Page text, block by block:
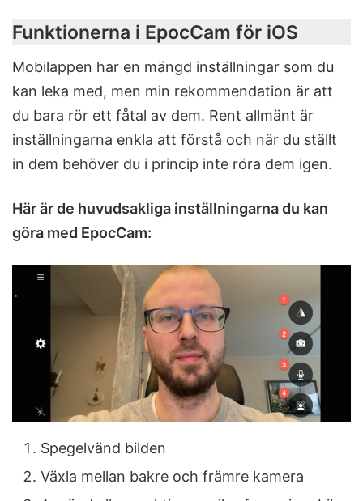
Funktionerna i EpocCam för iOS
Mobilappen har en mängd inställningar som du
kan leka med, men min rekommendation är att
du bara rör ett fåtal av dem. Rent allmänt är
inställningarna enkla att förstå och när du ställt
in dem behöver du i princip inte röra dem igen.
Här är de huvudsakliga inställningarna du kan
göra med EpocCam:
Spegelvänd bilden
Växla mellan bakre och främre kamera